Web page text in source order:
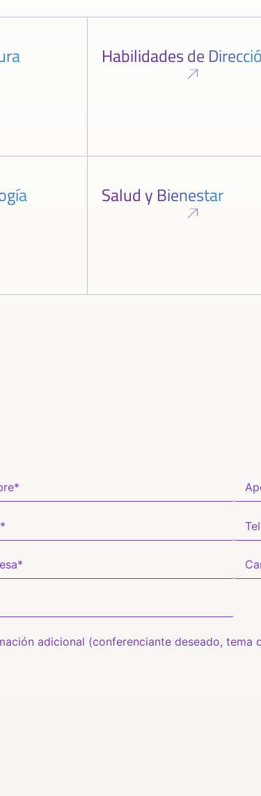
Habilidades de
Salud y Bienestar